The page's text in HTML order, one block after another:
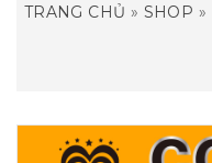
TRANG CHỦ » SHOP »